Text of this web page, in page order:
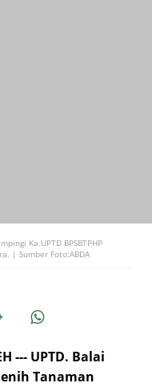
Ka.UPTD BPSBTPHP
| Sumber Foto:ABDA
--- UPTD. Balai
Tanaman